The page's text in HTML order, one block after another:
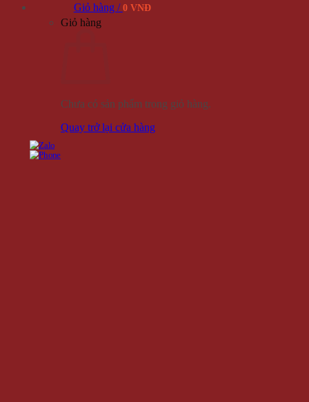
Giỏ hàng / 0 VNĐ
Giỏ hàng
Chưa có sản phẩm trong giỏ hàng.
Quay trở lại cửa hàng